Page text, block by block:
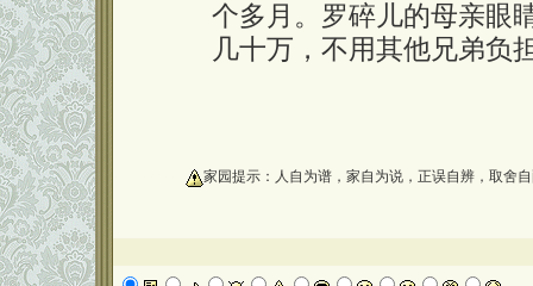
个多月。罗碎儿的母亲眼
几十万，不用其他兄弟负
家园提示：人自为谱，家自为说，正误自辨，取舍